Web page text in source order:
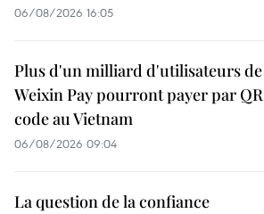
06/08/2026 16:05
Plus d'un milliard d'utilisateurs de
Weixin Pay pourront payer par QR
code au Vietnam
06/08/2026 09:04
La question de la confiance